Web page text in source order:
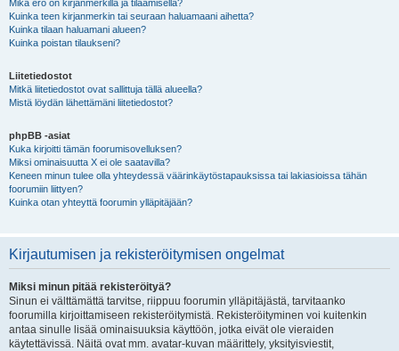
Mikä ero on kirjanmerkillä ja tilaamisella?
Kuinka teen kirjanmerkin tai seuraan haluamaani aihetta?
Kuinka tilaan haluamani alueen?
Kuinka poistan tilaukseni?
Liitetiedostot
Mitkä liitetiedostot ovat sallittuja tällä alueella?
Mistä löydän lähettämäni liitetiedostot?
phpBB -asiat
Kuka kirjoitti tämän foorumisovelluksen?
Miksi ominaisuutta X ei ole saatavilla?
Keneen minun tulee olla yhteydessä väärinkäytöstapauksissa tai lakiasioissa tähän
foorumiin liittyen?
Kuinka otan yhteyttä foorumin ylläpitäjään?
Kirjautumisen ja rekisteröitymisen ongelmat
Miksi minun pitää rekisteröityä?
Sinun ei välttämättä tarvitse, riippuu foorumin ylläpitäjästä, tarvitaanko
foorumilla kirjoittamiseen rekisteröitymistä. Rekisteröityminen voi kuitenkin
antaa sinulle lisää ominaisuuksia käyttöön, jotka eivät ole vieraiden
käytettävissä. Näitä ovat mm. avatar-kuvan määrittely, yksityisviestit,